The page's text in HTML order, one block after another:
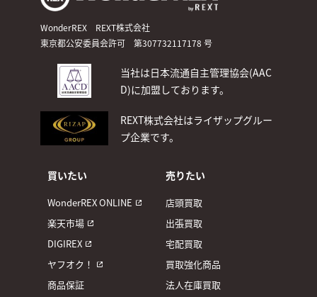
WonderREX REXT株式会社
東京都公安委員会許可 第307732117178 号
当社は日本流通自主管理協会(AAC
D)に加盟しております。
REXT株式会社はライザップグルー
プ企業です。
買いたい
WonderREX ONLINE
楽天市場
DIGIREX
ヤフオク！
商品保証
売りたい
店頭買取
出張買取
宅配買取
買取強化商品
法人在庫買取